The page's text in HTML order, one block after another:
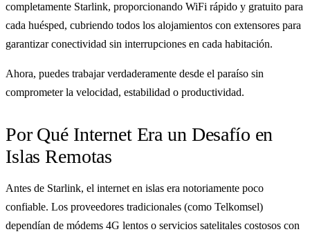
completamente Starlink, proporcionando WiFi rápido y gratuito para
cada huésped, cubriendo todos los alojamientos con extensores para
garantizar conectividad sin interrupciones en cada habitación.
Ahora, puedes trabajar verdaderamente desde el paraíso sin
comprometer la velocidad, estabilidad o productividad.
Por Qué Internet Era un Desafío en
Islas Remotas
Antes de Starlink, el internet en islas era notoriamente poco
confiable. Los proveedores tradicionales (como Telkomsel)
dependían de módems 4G lentos o servicios satelitales costosos con